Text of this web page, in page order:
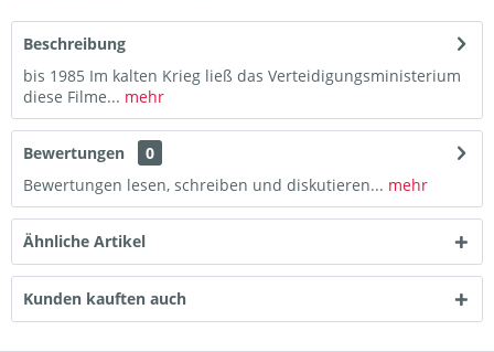
Beschreibung
bis 1985 Im kalten Krieg ließ das Verteidigungsministerium
diese Filme... mehr
Bewertungen
0
Bewertungen lesen, schreiben und diskutieren... mehr
Ähnliche Artikel
Kunden kauften auch